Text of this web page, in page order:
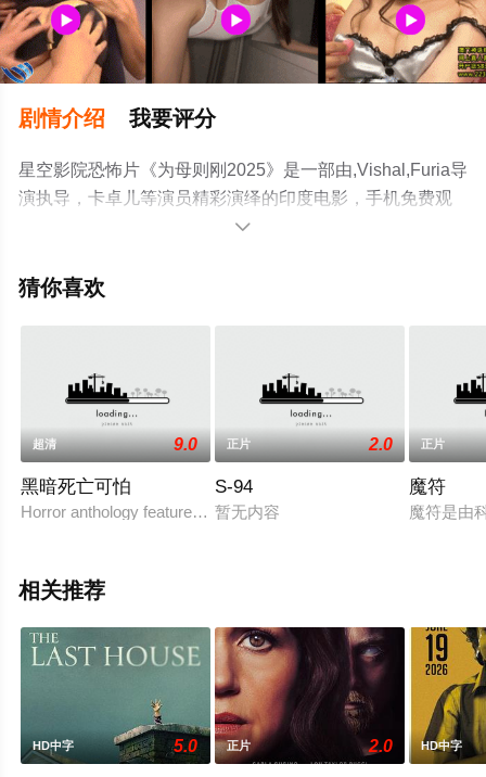
剧情介绍 我要评分
星空影院恐怖片《为母则刚2025》是一部由,Vishal,Furia导
演执导，卡卓儿等演员精彩演绎的印度电影，手机免费观
看高清未删减完整版电影大全就上星空电影网，更多相关

猜你喜欢
超清 9.0
黑暗死亡可怕
Horror anthology feature film prised of a pilation of shorts
正片 2.0
S-94
暂无内容
正片
魔符
魔符是由
相关推荐
HD中字 5.0 正片 2.0 HD中字